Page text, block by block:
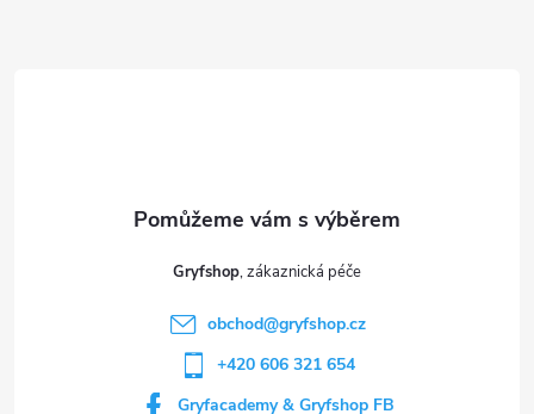
Gryfshop
obchod@gryfshop.cz
+420 606 321 654
Gryfacademy & Gryfshop FB